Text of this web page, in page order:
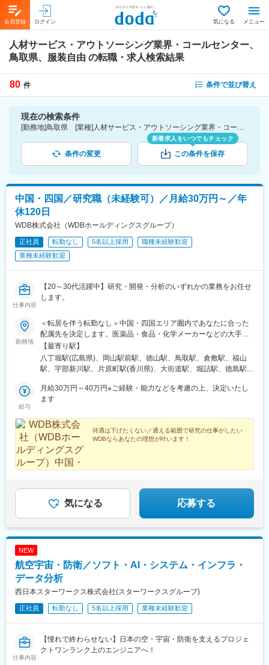
会員登録 ログイン 気になる メニュー
人材サービス・アウトソーシング業界・コールセンター、
鳥取県、服装自由 の転職・求人検索結果
80 件 条件で並び替え
現在の検索条件
[勤務地]鳥取県 [業種]人材サービス・アウトソーシング業界・コールセンター [詳細条件](会社・職場の環境)服装自由
条件の変更
新着求人をいつでもチェック
この条件を保存
中国・四国／研究職（未経験可）／月給30万円～／年
休120日
WDB株式会社（WDBホールディングスグループ）
正社員 転勤なし 5名以上採用
職種未経験歓迎
業種未経験歓迎
仕事内容
【20～30代活躍中】研究・開発・分析のいずれかの業務をお任せ
します。
勤務地
＜転居を伴う転勤なし＞中国・四国エリア圏内であなたに合った
配属先を決定します。医薬品・食品・化学メーカーなどの大手企
業・地元優良企業や、有名大学、公的研究機関のラボで、ご希望
とご経験を踏まえ、ご活躍いただきます。◆あなたのご希望の職
種、勤務地などをお伺いして配属先を選定します◆現住所、もし
ア＞・広島県・岡山県・山口県・鳥取県・島根県・香川県・愛媛
県・高知県・徳島県※自動車通勤OK※受動喫煙対策：屋内禁煙
【最寄り駅】
八丁堀駅(広島県)、岡山駅前駅、徳山駅、鳥取駅、倉敷駅、福山
駅、宇部新川駅、片原町駅(香川県)、大街道駅、堀詰駅、徳島駅、
山ロープウェイ山麓駅、立町駅、新西大寺町筋駅、高松築港駅、
東雲口駅、大橋通駅
給与
月給30万円～40万円※ご経験・能力などを考慮の上、決定いたし
ます
待遇は下げたくない／通える範囲で研究の仕事がしたい
WDBならあなたの理想が叶います！
気になる 応募する
NEW
航空宇宙・防衛／ソフト・AI・システム・インフラ・
データ分析
西日本スターワークス株式会社(スターワークスグループ)
正社員 転勤なし 5名以上採用 業種未経験歓迎
仕事内容
【憧れで終わらせない】日本の空・宇宙・防衛を支えるプロジェ
クトワンランク上のエンジニアへ！